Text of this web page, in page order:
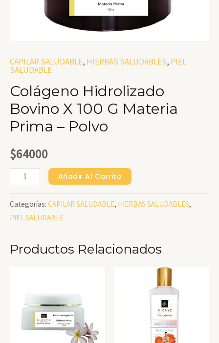
CAPILAR SALUDABLE, HIERBAS SALUDABLES, PIEL
SALUDABLE
Colágeno Hidrolizado
Bovino X 100 G Materia
Prima – Polvo
$64000
Colágeno
Bovino
X
G
Polvo
Cantidad
Añadir Al Carrito
Categorías: CAPILAR SALUDABLE, HIERBAS SALUDABLES,
PIEL SALUDABLE
Productos Relacionados